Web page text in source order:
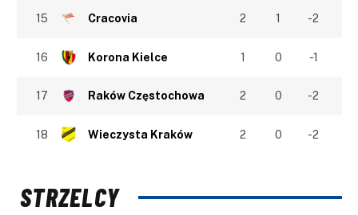
15 Cracovia 2 1 -2
16 Korona Kielce 1 0 -1
17 Raków Częstochowa 2 0 -2
18 Wieczysta Kraków 2 0 -2
STRZELCY